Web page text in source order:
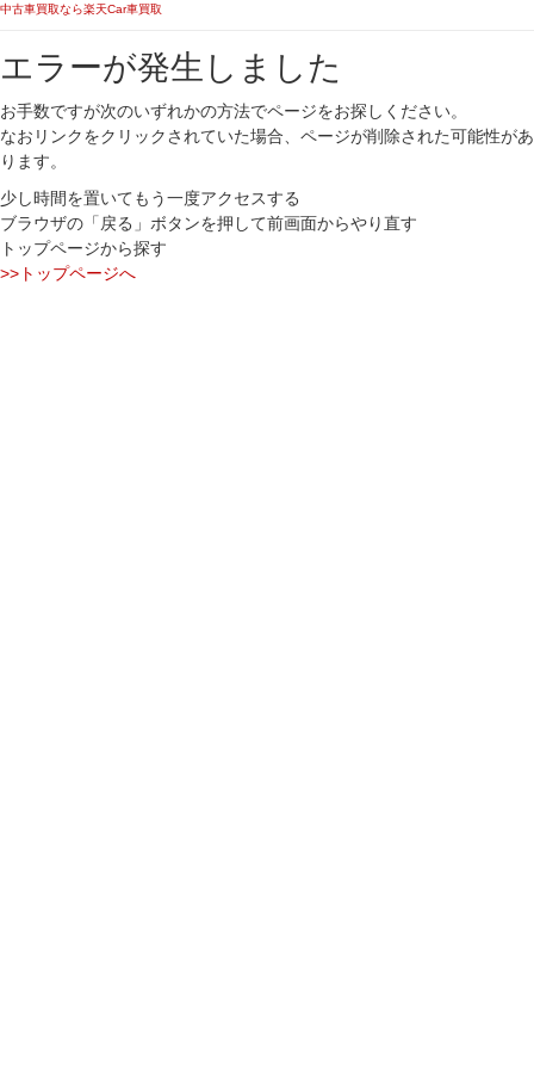
中古車買取なら楽天Car車買取
エラーが発生しました
お手数ですが次のいずれかの方法でページをお探しください。
なおリンクをクリックされていた場合、ページが削除された可能性があ
ります。
少し時間を置いてもう一度アクセスする
ブラウザの「戻る」ボタンを押して前画面からやり直す
トップページから探す
>>トップページへ